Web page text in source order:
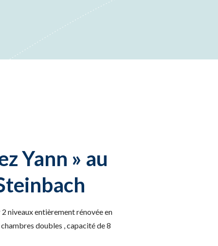
Yann » au
niveaux entièrement rénovée en
doubles , capacité de 8